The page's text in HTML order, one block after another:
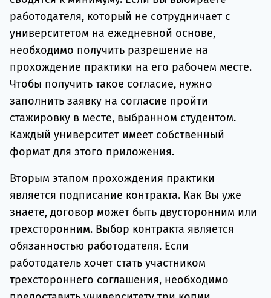
работодателя, который не сотрудничает с
университетом на ежедневной основе,
необходимо получить разрешение на
прохождение практики на его рабочем месте.
Чтобы получить такое согласие, нужно
заполнить заявку на согласие пройти
стажировку в месте, выбранном студентом.
Каждый университет имеет собственный
формат для этого приложения.
Вторым этапом прохождения практики
является подписание контракта. Как Вы уже
знаете, договор может быть двусторонним или
трехсторонним. Выбор контракта является
обязанностью работодателя. Если
работодатель хочет стать участником
трехстороннего соглашения, необходимо